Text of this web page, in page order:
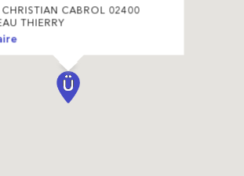
CHRISTIAN CABROL 02400
THIERRY